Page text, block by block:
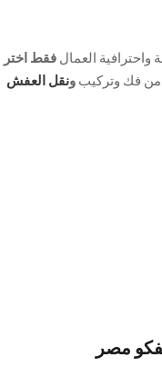
العمال فقط اختر
من فك وتركيب ونقل العفش
مصر